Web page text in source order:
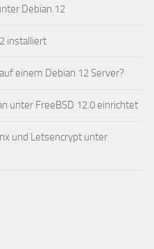
Debian 12
installiert
einem Debian 12 Server?
unter FreeBSD 12.0 einrichtet
und Letsencrypt unter